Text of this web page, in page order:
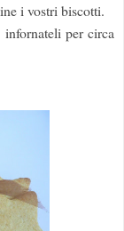
i vostri biscotti.
per circa